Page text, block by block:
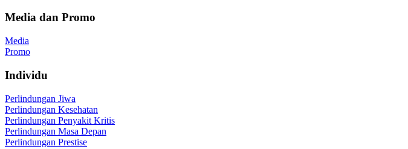
Media dan Promo
Media
Promo
Individu
Perlindungan Jiwa
Perlindungan Kesehatan
Perlindungan Penyakit Kritis
Perlindungan Masa Depan
Perlindungan Prestise